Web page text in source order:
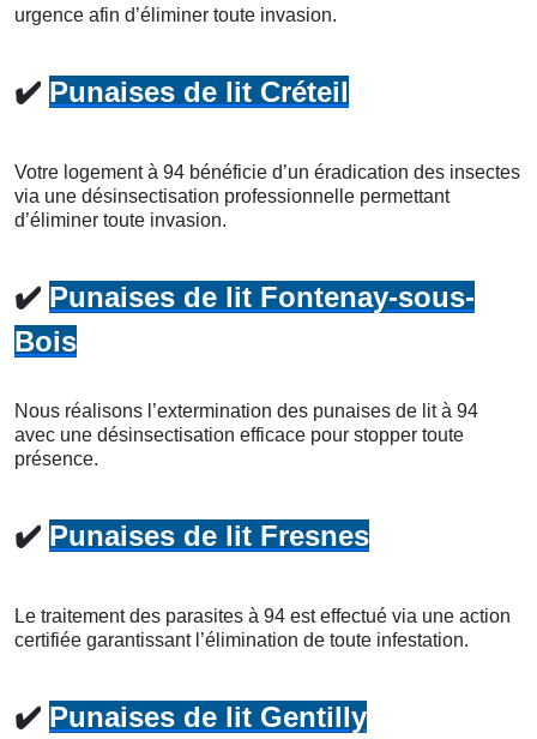
urgence afin d’éliminer toute invasion.
✔️ Punaises de lit Créteil
Votre logement à 94 bénéficie d’un éradication des insectes
via une désinsectisation professionnelle permettant
d’éliminer toute invasion.
✔️ Punaises de lit Fontenay-sous-
Bois
Nous réalisons l’extermination des punaises de lit à 94
avec une désinsectisation efficace pour stopper toute
présence.
✔️ Punaises de lit Fresnes
Le traitement des parasites à 94 est effectué via une action
certifiée garantissant l’élimination de toute infestation.
✔️ Punaises de lit Gentilly